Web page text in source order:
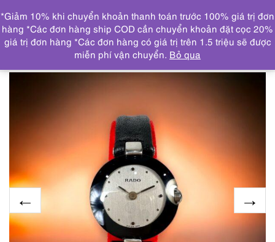
DANH MỤC
Trang chủ ĐỒNG HỒ
2137-Đồng hồ nữ-RADO Coupole
quartz women’s watch-Đã sử dụng
*Giảm 10% khi chuyển khoản thanh toán trước 100% giá trị đơn
hàng *Các đơn hàng ship COD cần chuyển khoản đặt cọc 20%
giá trị đơn hàng *Các đơn hàng có giá trị trên 1.5 triệu sẽ được
miễn phí vận chuyển. Bỏ qua